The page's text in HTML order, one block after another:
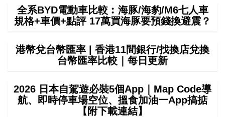
全系BYD電動車比較︰海豚/海豹/M6七人車
規格+車價+點評 17萬買海豚要預錢換避震？
港幣兌台幣匯率 | 香港11間銀行/找換店兌換
台幣匯率比較｜每日更新
2026 日本自駕遊必裝5個App｜Map Code導
航、即時停車場空位、搵食加油一App搞掂
【附下載連結】